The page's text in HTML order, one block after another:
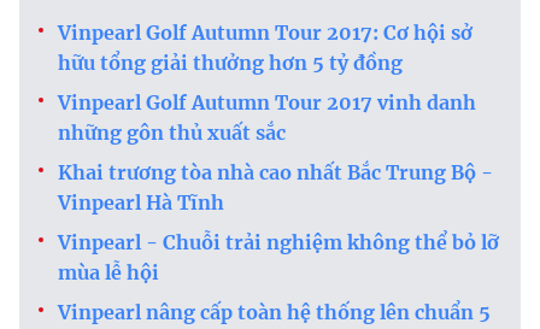
Vinpearl Golf Autumn Tour 2017: Cơ hội sở
hữu tổng giải thưởng hơn 5 tỷ đồng
Vinpearl Golf Autumn Tour 2017 vinh danh
những gôn thủ xuất sắc
Khai trương tòa nhà cao nhất Bắc Trung Bộ -
Vinpearl Hà Tĩnh
Vinpearl - Chuỗi trải nghiệm không thể bỏ lỡ
mùa lễ hội
Vinpearl nâng cấp toàn hệ thống lên chuẩn 5